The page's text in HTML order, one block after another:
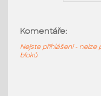
Komentáře:
Nejste přihlášeni - nelze
bloků